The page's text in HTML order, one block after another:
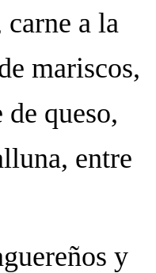
a la
mariscos,
de queso,
entre
y